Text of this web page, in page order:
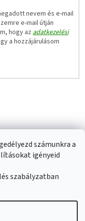
számunkra a
igényeid
szabályzatban
nevem és e-mail
e-mail útján
hogy az adatkezelési
a hozzájárulásom
Impresszum
tájékoztató